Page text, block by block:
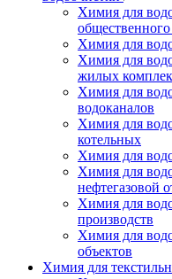
Химия для
Химия для
Химия для
жилых
Химия для
водоканалов
Химия для
котельных
Химия для
Химия для
нефтегазовой
Химия для
производств
Химия для
объектов
Химия для